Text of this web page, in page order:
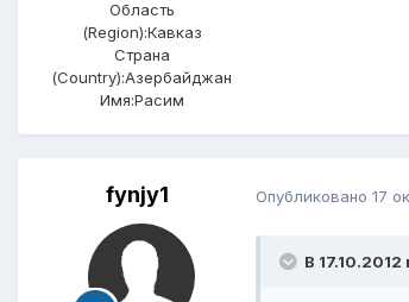
Область
(Region):Кавказ
Страна
(Country):Азербайджан
Имя:Расим
fynjy1 Опубликовано 17
В